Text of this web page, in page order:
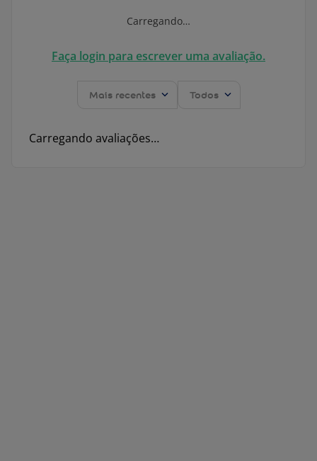
Carregando…
Faça login para escrever uma avaliação.
Mais recentes Todos
Carregando avaliações…